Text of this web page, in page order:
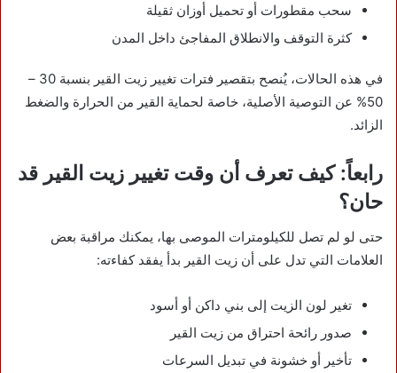
سحب مقطورات أو تحميل أوزان ثقيلة
كثرة التوقف والانطلاق المفاجئ داخل المدن
في هذه الحالات، يُنصح بتقصير فترات تغيير زيت القير بنسبة 30 –
50% عن التوصية الأصلية، خاصة لحماية القير من الحرارة والضغط
الزائد.
رابعاً: كيف تعرف أن وقت تغيير زيت القير قد
حان؟
حتى لو لم تصل للكيلومترات الموصى بها، يمكنك مراقبة بعض
العلامات التي تدل على أن زيت القير بدأ يفقد كفاءته:
تغير لون الزيت إلى بني داكن أو أسود
صدور رائحة احتراق من زيت القير
تأخير أو خشونة في تبديل السرعات